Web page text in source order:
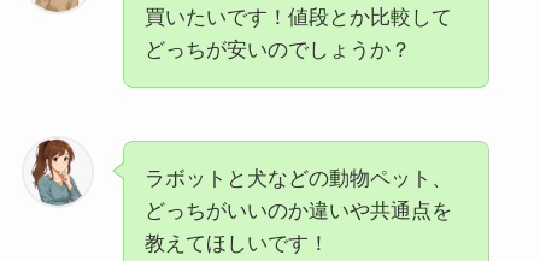
買いたいです！値段とか比較して
どっちが安いのでしょうか？
ラボットと犬などの動物ペット、
どっちがいいのか違いや共通点を
教えてほしいです！